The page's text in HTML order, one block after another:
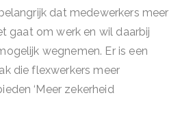
dat medewerkers meer
gaat om werk en wil daarbij
wegnemen. Er is een
die flexwerkers meer
‘Meer zekerheid